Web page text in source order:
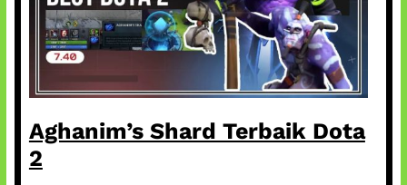
Aghanim’s Shard Terbaik Dota
2